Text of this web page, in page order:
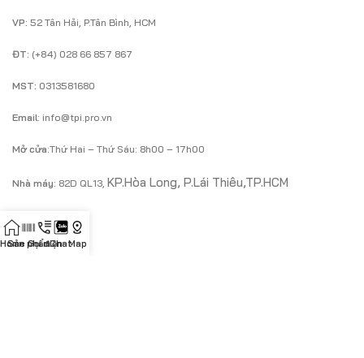
VP: 52 Tân Hải, P.Tân Bình, HCM
ĐT: (+84) 028 66 857 867
MST: 0313581680
Email: info@tpi.pro.vn
Mở cửa:Thứ Hai – Thứ Sáu: 8h00 – 17h00
Nhà máy: 82D QL13, KP.Hòa Long, P.Lái Thiêu,TP.HCM
LIÊN HỆ
Home
Sản phẩm
Gọi điệnChatMap